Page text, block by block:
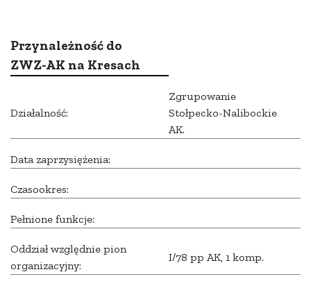
Przynależność do
ZWZ-AK na Kresach
Działalność:
Zgrupowanie
Stołpecko-Nalibockie
AK.
Data zaprzysiężenia:
Czasookres:
Pełnione funkcje:
Oddział względnie pion
organizacyjny:
I/78 pp AK, 1 komp.